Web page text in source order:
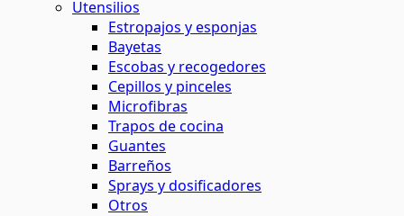
Utensilios
Estropajos y esponjas
Bayetas
Escobas y recogedores
Cepillos y pinceles
Microfibras
Trapos de cocina
Guantes
Barreños
Sprays y dosificadores
Otros